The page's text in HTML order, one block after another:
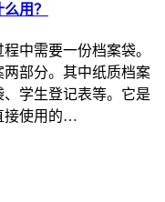
用？
中需要一份档案袋。
部分。其中纸质档案
学生登记表等。它是
接使用的…